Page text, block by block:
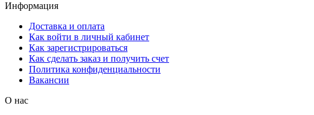
Информация
Доставка и оплата
Как войти в личный кабинет
Как зарегистрироваться
Как сделать заказ и получить счет
Политика конфиденциальности
Вакансии
О нас